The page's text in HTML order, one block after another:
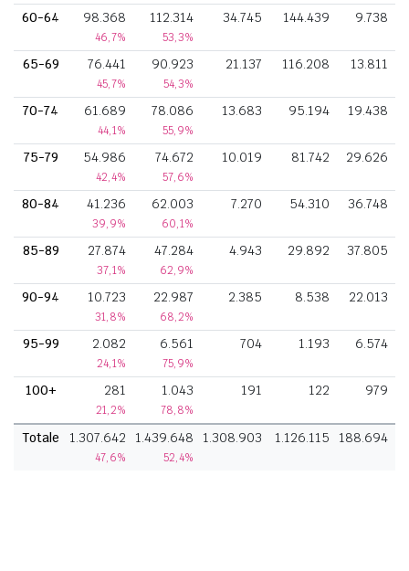
60-64 98.368
46,7%
112.314
53,3%
34.745 144.439 9.738
65-69 76.441
45,7%
90.923
54,3%
21.137 116.208 13.811
70-74 61.689
44,1%
78.086
55,9%
13.683 95.194 19.438
75-79 54.986
42,4%
74.672
57,6%
10.019 81.742 29.626
80-84 41.236
39,9%
62.003
60,1%
7.270 54.310 36.748
85-89 27.874
37,1%
47.284
62,9%
4.943 29.892 37.805
90-94 10.723
31,8%
22.987
68,2%
2.385 8.538 22.013
95-99 2.082
24,1%
6.561
75,9%
704 1.193 6.574
100+ 281
21,2%
1.043
78,8%
191 122 979
Totale 1.307.642
47,6%
1.439.648
52,4%
1.308.903 1.126.115 188.694